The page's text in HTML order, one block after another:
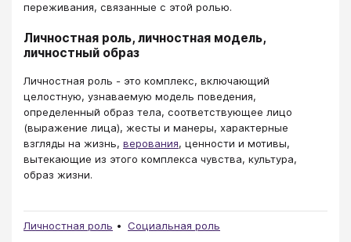
переживания, связанные с этой ролью.
Личностная роль, личностная модель,
личностный образ
Личностная роль - это комплекс, включающий
целостную, узнаваемую модель поведения,
определенный образ тела, соответствующее лицо
(выражение лица), жесты и манеры, характерные
взгляды на жизнь, верования, ценности и мотивы,
вытекающие из этого комплекса чувства, культура,
образ жизни.
Личностная роль Социальная роль